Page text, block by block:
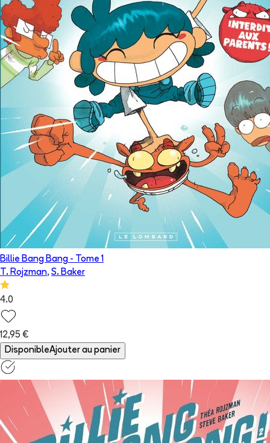
Billie Bang Bang - Tome 1
T. Rojzman, S. Baker
4.0
12,95 €
DisponibleAjouter au panier